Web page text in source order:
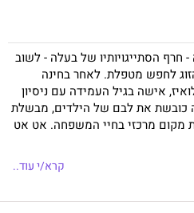
הסתייגויותיו של בעלה - לשוב
לחפש מטפלת. לאחר בחינה
אישה בגיל העמידה עם ניסיון
כובשת את לבם של הילדים, מבשלת
מקום מרכזי בחיי המשפחה. אט אט
לכונן מתח מכשף כבר מהעמודים
הולכת ומתגלה תקופתנו, על
קרא/י עוד..